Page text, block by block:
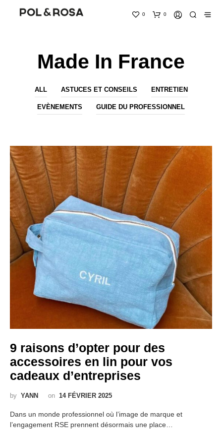
0 0
Made In France
ALL ASTUCES ET CONSEILS ENTRETIEN
EVÈNEMENTS GUIDE DU PROFESSIONNEL
9 raisons d’opter pour des
accessoires en lin pour vos
cadeaux d’entreprises
by YANN on 14 FÉVRIER 2025
Dans un monde professionnel où l’image de marque et
l’engagement RSE prennent désormais une place…